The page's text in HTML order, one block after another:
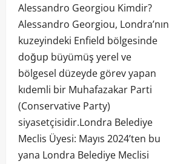
Alessandro Georgiou Kimdir?
Alessandro Georgiou, Londra’nın
kuzeyindeki Enfield bölgesinde
doğup büyümüş yerel ve
bölgesel düzeyde görev yapan
kıdemli bir Muhafazakar Parti
(Conservative Party)
siyasetçisidir.Londra Belediye
Meclis Üyesi: Mayıs 2024’ten bu
yana Londra Belediye Meclisi